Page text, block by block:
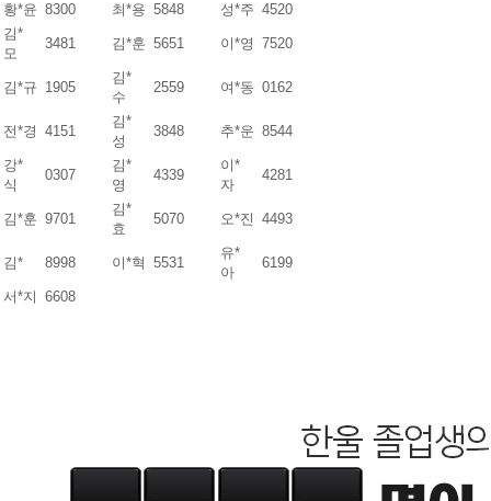
황*윤 8300 최*용 5848 성*주 4520
김*
모
3481 김*훈 5651 이*영 7520
김*규 1905
김*
수
2559 여*동 0162
전*경 4151
김*
성
3848 추*운 8544
강*
식
0307
김*
영
4339
이*
자
4281
김*훈 9701
김*
효
5070 오*진 4493
김* 8998 이*혁 5531
유*
아
6199
서*지 6608